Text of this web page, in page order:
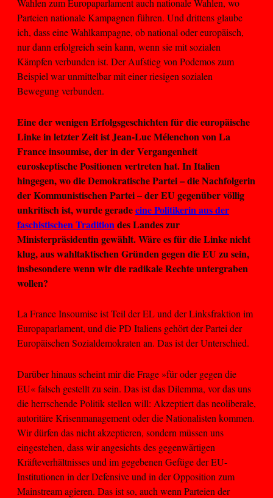
Wahlen zum Europaparlament auch nationale Wahlen, wo
Parteien nationale Kampagnen führen. Und drittens glaube
ich, dass eine Wahlkampagne, ob national oder europäisch,
nur dann erfolgreich sein kann, wenn sie mit sozialen
Kämpfen verbunden ist. Der Aufstieg von Podemos zum
Beispiel war unmittelbar mit einer riesigen sozialen
Bewegung verbunden.
Eine der wenigen Erfolgsgeschichten für die europäische
Linke in letzter Zeit ist Jean-Luc Mélenchon von La
France insoumise, der in der Vergangenheit
euroskeptische Positionen vertreten hat. In Italien
hingegen, wo die Demokratische Partei – die Nachfolgerin
der Kommunistischen Partei – der EU gegenüber völlig
unkritisch ist, wurde geradeeine Politikerin aus der
faschistischen Traditiondes Landes zur
Ministerpräsidentin gewählt. Wäre es für die Linke nicht
klug, aus wahltaktischen Gründen gegen die EU zu sein,
insbesondere wenn wir die radikale Rechte untergraben
wollen?
La France Insoumise ist Teil der EL und der Linksfraktion im
Europaparlament, und die PD Italiens gehört der Partei der
Europäischen Sozialdemokraten an. Das ist der Unterschied.
Darüber hinaus scheint mir die Frage »für oder gegen die
EU« falsch gestellt zu sein. Das ist das Dilemma, vor das uns
die herrschende Politik stellen will: Akzeptiert das neoliberale,
autoritäre Krisenmanagement oder die Nationalisten kommen.
Wir dürfen das nicht akzeptieren, sondern müssen uns
eingestehen, dass wir angesichts des gegenwärtigen
Kräfteverhältnisses und im gegebenen Gefüge der EU-
Institutionen in der Defensive und in der Opposition zum
Mainstream agieren. Das ist so, auch wenn Parteien der